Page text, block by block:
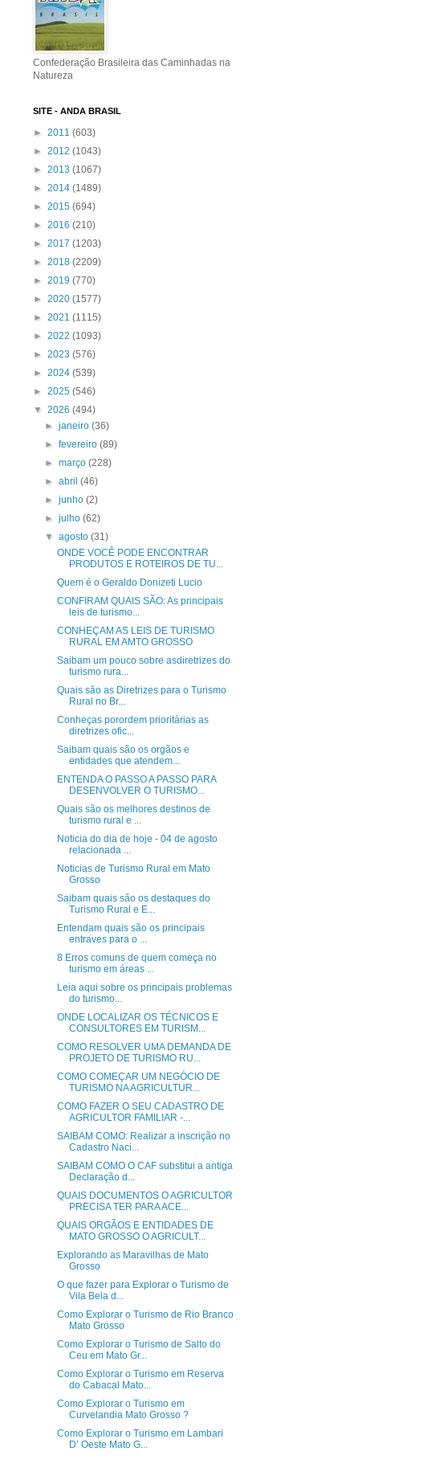
Confederação Brasileira das Caminhadas na
Natureza
SITE - ANDA BRASIL
► 2011 (603)
► 2012 (1043)
► 2013 (1067)
► 2014 (1489)
► 2015 (694)
► 2016 (210)
► 2017 (1203)
► 2018 (2209)
► 2019 (770)
► 2020 (1577)
► 2021 (1115)
► 2022 (1093)
► 2023 (576)
► 2024 (539)
► 2025 (546)
▼ 2026 (494)
►janeiro(36)
►fevereiro(89)
►março(228)
►abril(46)
►junho(2)
►julho(62)
▼agosto(31)
ONDE VOCÊ PODE ENCONTRAR
PRODUTOS E ROTEIROS DE TU...
Quem é o Geraldo Donizeti Lucio
CONFIRAM QUAIS SÃO: As principais
leis de turismo...
CONHEÇAM AS LEIS DE TURISMO
RURAL EM AMTO GROSSO
Saibam um pouco sobre asdiretrizes do
turismo rura...
Quais são as Diretrizes para o Turismo
Rural no Br...
Conheças porordem prioritárias as
diretrizes ofic...
Saibam quais são os orgãos e
entidades que atendem...
ENTENDA O PASSO A PASSO PARA
DESENVOLVER O TURISMO...
Quais são os melhores destinos de
turismo rural e ...
Noticia do dia de hoje - 04 de agosto
relacionada ...
Noticias de Turismo Rural em Mato
Grosso
Saibam quais são os destaques do
Turismo Rural e E...
Entendam quais são os principais
entraves para o ...
8 Erros comuns de quem começa no
turismo em áreas ...
Leia aqui sobre os principais problemas
do turismo...
ONDE LOCALIZAR OS TÉCNICOS E
CONSULTORES EM TURISM...
COMO RESOLVER UMA DEMANDA DE
PROJETO DE TURISMO RU...
COMO COMEÇAR UM NEGÓCIO DE
TURISMO NA AGRICULTUR...
COMO FAZER O SEU CADASTRO DE
AGRICULTOR FAMILIAR -...
SAIBAM COMO: Realizar a inscrição no
Cadastro Naci...
SAIBAM COMO O CAF substitui a antiga
Declaração d...
QUAIS DOCUMENTOS O AGRICULTOR
PRECISA TER PARA ACE...
QUAIS ORGÃOS E ENTIDADES DE
MATO GROSSO O AGRICULT...
Explorando as Maravilhas de Mato
Grosso
O que fazer para Explorar o Turismo de
Vila Bela d...
Como Explorar o Turismo de Rio Branco
Mato Grosso
Como Explorar o Turismo de Salto do
Ceu em Mato Gr...
Como Explorar o Turismo em Reserva
do Cabacal Mato...
Como Explorar o Turismo em
Curvelandia Mato Grosso ?
Como Explorar o Turismo em Lambari
D’ Oeste Mato G...